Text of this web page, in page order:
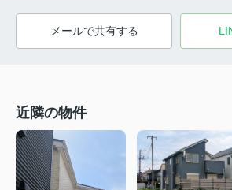
メールで共有する
近隣の物件